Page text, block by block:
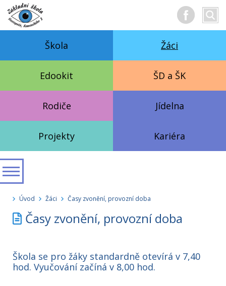
text
Škola Žáci
Edookit ŠD a ŠK
Rodiče Jídelna
Projekty Kariéra
Úvod Žáci Časy zvonění, provozní doba
Časy zvonění, provozní doba
Škola se pro žáky standardně otevírá v 7,40
hod. Vyučování začíná v 8,00 hod.